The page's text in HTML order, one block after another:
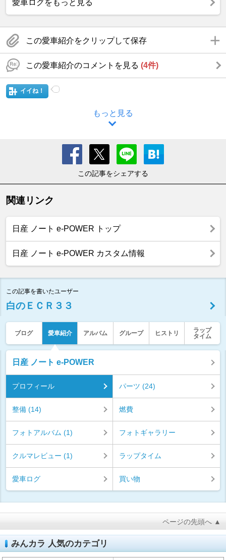
愛車ログをもっと見る
この愛車紹介をクリップして保存
この愛車紹介のコメントを見る (4件)
イイね！
もっと見る
この記事をシェアする
関連リンク
日産 ノート e-POWER トップ
日産 ノート e-POWER カスタム情報
この記事を書いたユーザー
白のＥＣＲ３３
ブログ 愛車紹介 アルバム グループ ヒストリ
ラップ
タイム
日産 ノート e-POWER
プロフィール パーツ (24)
整備 (14) 燃費
フォトアルバム (1) フォトギャラリー
クルマレビュー (1) ラップタイム
愛車ログ 買い物
ページの先頭へ ▲
みんカラ 人気のカテゴリ